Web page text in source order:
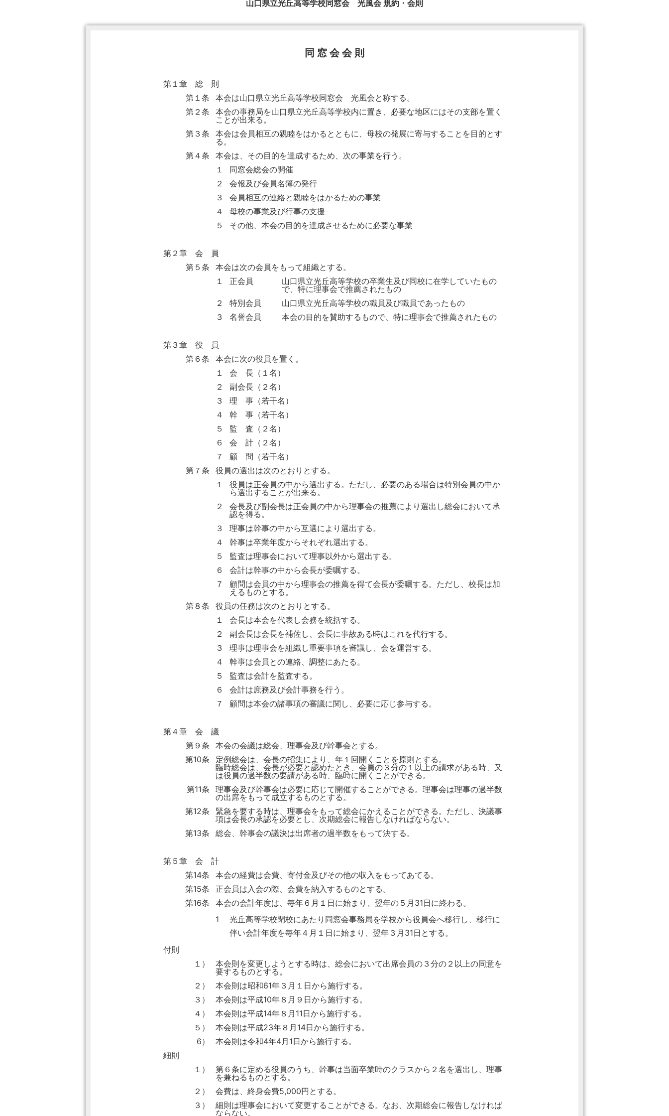
山口県立光丘高等学校同窓会 光風会 規約・会則
同 窓 会 会 則
第１章 総 則
第１条
本会は山口県立光丘高等学校同窓会 光風会と称する。
第２条
本会の事務局を山口県立光丘高等学校内に置き、必要な地区にはその支部を置く
ことが出来る。
第３条
本会は会員相互の親睦をはかるとともに、母校の発展に寄与することを目的とす
る。
第４条
本会は、その目的を達成するため、次の事業を行う。
１
同窓会総会の開催
２
会報及び会員名簿の発行
３
会員相互の連絡と親睦をはかるための事業
４
母校の事業及び行事の支援
５
その他、本会の目的を達成させるために必要な事業
第２章 会 員
第５条
本会は次の会員をもって組織とする。
１
正会員
山口県立光丘高等学校の卒業生及び同校に在学していたもの
で、特に理事会で推薦されたもの
２
特別会員
山口県立光丘高等学校の職員及び職員であったもの
３
名誉会員 本会の目的を賛助するもので、特に理事会で推薦されたもの
第３章 役 員
第６条
本会に次の役員を置く。
１
会 長（１名）
２
副会長（２名）
３
理 事（若干名）
４
幹 事（若干名）
５
監 査（２名）
６
会 計（２名）
７
顧 問（若干名）
第７条
役員の選出は次のとおりとする。
１
役員は正会員の中から選出する。ただし、必要のある場合は特別会員の中か
ら選出することが出来る。
２
会長及び副会長は正会員の中から理事会の推薦により選出し総会において承
認を得る。
３
理事は幹事の中から互選により選出する。
４
幹事は卒業年度からそれぞれ選出する。
５
監査は理事会において理事以外から選出する。
６
会計は幹事の中から会長が委嘱する。
７
顧問は会員の中から理事会の推薦を得て会長が委嘱する。ただし、校長は加
えるものとする。
第８条
役員の任務は次のとおりとする。
１
会長は本会を代表し会務を統括する。
２
副会長は会長を補佐し、会長に事故ある時はこれを代行する。
３
理事は理事会を組織し重要事項を審議し、会を運営する。
４
幹事は会員との連絡、調整にあたる。
５
監査は会計を監査する。
６
会計は庶務及び会計事務を行う。
７
顧問は本会の諸事項の審議に関し、必要に応じ参与する。
第４章 会 議
第９条
本会の会議は総会、理事会及び幹事会とする。
第10条
定例総会は、会長の招集により、年１回開くことを原則とする。
臨時総会は、会長が必要と認めたとき、会員の３分の１以上の請求がある時、又
は役員の過半数の要請がある時、臨時に開くことができる。
第11条
理事会及び幹事会は必要に応じて開催することができる。理事会は理事の過半数
の出席をもって成立するものとする。
第12条
緊急を要する時は、理事会をもって総会にかえることができる。ただし、決議事
項は会長の承認を必要とし、次期総会に報告しなければならない。
第13条
総会、幹事会の議決は出席者の過半数をもって決する。
第５章 会 計
第14条
本会の経費は会費、寄付金及びその他の収入をもってあてる。
第15条
正会員は入会の際、会費を納入するものとする。
第16条
本会の会計年度は、毎年６月１日に始まり、翌年の５月31日に終わる。
1
光丘高等学校閉校にあたり同窓会事務局を学校から役員会へ移行し、移行に
伴い会計年度を毎年４月１日に始まり、翌年３月31日とする。
付則
１）
本会則を変更しようとする時は、総会において出席会員の３分の２以上の同意を
要するものとする。
２）
本会則は昭和61年３月１日から施行する。
３）
本会則は平成10年８月９日から施行する。
４）
本会則は平成14年８月11日から施行する。
５）
本会則は平成23年８月14日から施行する。
6）
本会則は令和4年4月1日から施行する。
細則
１）
第６条に定める役員のうち、幹事は当面卒業時のクラスから２名を選出し、理事
を兼ねるものとする。
２）
会費は、終身会費5,000円とする。
３）
細則は理事会において変更することができる。なお、次期総会に報告しなければ
ならない。